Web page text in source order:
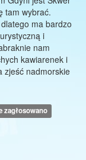
tam wybrać.
ma bardzo
i
nam
kawiarenek i
zjeść nadmorskie
zagłosowano